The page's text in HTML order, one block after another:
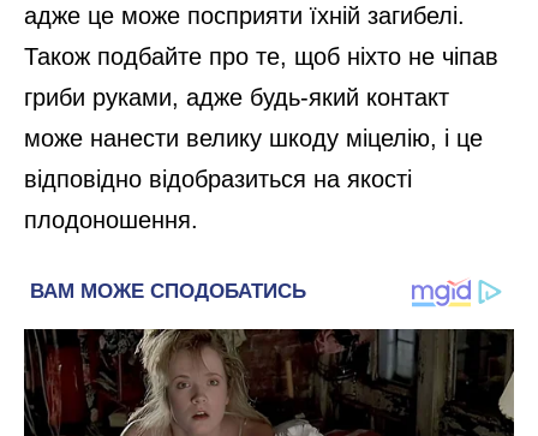
адже це може посприяти їхній загибелі.
Також подбайте про те, щоб ніхто не чіпав
гриби руками, адже будь-який контакт
може нанести велику шкоду міцелію, і це
відповідно відобразиться на якості
плодоношення.